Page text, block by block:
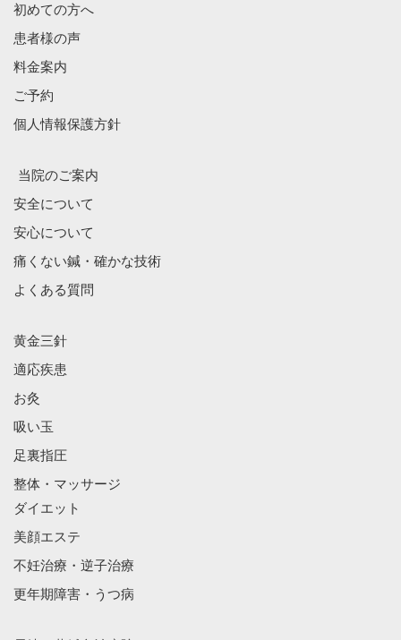
初めての方へ
患者様の声
料金案内
ご予約
個人情報保護方針
当院のご案内
安全について
安心について
痛くない鍼・確かな技術
よくある質問
黄金三針
適応疾患
お灸
吸い玉
足裏指圧
整体・マッサージ
ダイエット
美顔エステ
不妊治療・逆子治療
更年期障害・うつ病